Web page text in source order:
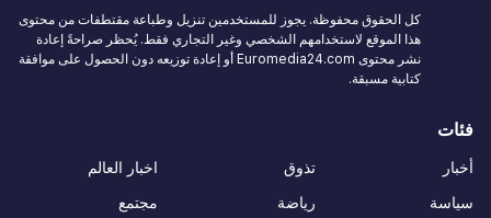
كل الحقوق محفوظة. يجوز للمستخدمين تنزيل وطباعة مقتطفات من محتوى
هذا الموقع لاستخدامهم الشخصي وغير التجاري فقط. يُحظر صراحةً إعادة
نشر محتوى Euromedia24.com أو إعادة توزيعه دون الحصول على موافقة
كتابية مسبقة.
فئات
أخبار
سياسة
تذوق
رياضة
اخبار العالم
مجتمع